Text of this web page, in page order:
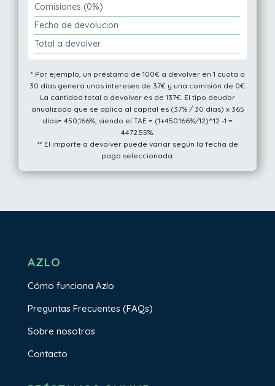
Comisiones (0%)
Fecha de devolucion
Total a devolver
* Por ejemplo, un préstamo de 100€ a devolver en 1 cuota a
30 días genera unos intereses de 37€ y una comisión de 0€.
La cantidad total a devolver es de 137€. El tipo deudor
anualizado que se aplica al capital es (37% / 30 días) x 365
días= 450,166%, siendo el TAE = (1+450.166%/12)^12 -1 =
4472.55%.
** El importe a devolver puede variar según la fecha de
pago seleccionada.
AZLO
Cómo funciona Azlo
Preguntas Frecuentes (FAQs)
Sobre nosotros
Contacto